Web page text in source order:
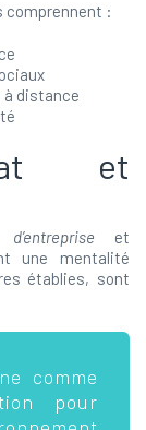
comprennent :
à distance
et
et
une mentalité
établies, sont
comme
pour